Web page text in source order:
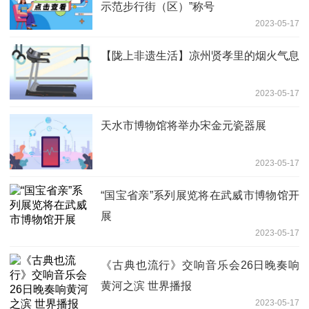
示范步行街（区）”称号
2023-05-17
【陇上非遗生活】凉州贤孝里的烟火气息
2023-05-17
天水市博物馆将举办宋金元瓷器展
2023-05-17
“国宝省亲”系列展览将在武威市博物馆开
展
2023-05-17
《古典也流行》交响音乐会26日晚奏响
黄河之滨 世界播报
2023-05-17